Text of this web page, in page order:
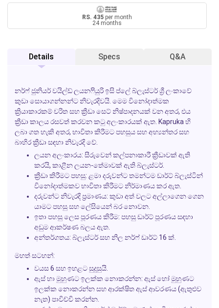
RS. 435 per month
24 months
Details Specs Q&A
නර්ෆ් ජුනියර් වයිල්ඩ් ලයනෆියුරි ඉසි ප්ලේ බ්ලැස්ටර් ශ්‍රී ලංකාවේ
කුඩා සොයාගන්නන්ට නිවැරදිවයි. මෙම විනෝදාත්මක
ක්‍රියාකාරකම් චරිත සහ ක්‍රීඩා සෙට් නිෂ්පාදනයක් වන අතර, එය
ක්‍රීඩා කාලය රසවත් කරවන කටු අලංකාරයක් ඇත. Kaprukaහි
ලබා ගත හැකි අතර, භාවිතා කිරීමට පහසුය සහ අභ්‍යන්තර සහ
බාහිර ක්‍රීඩා සඳහා නිවැරදි වේ.
ලයන අලංකාරය: සීරුවෙන් කල්පනාකාරී ක්‍රීඩාවක් ඇති
කරයි, කාළීන ලයන-තේමාවක් ඇති බ්ලැස්ටර්.
ක්‍රීඩා කිරීමට පහසු: ළමා දරුවන්ට තමන්ටම ඩාර්ට් බ්ලැස්ටින්
විනෝදාත්මකව භාවිතා කිරීමට නිර්මාණය කර ඇත.
දරුවන්ට නිවැරදි ප්‍රමාණය: කුඩා අත් වලට අල්ලාගෙන ගෙන
යාමට පහසු සහ ලේසියෙන් බර නොවන.
ඉතා පහසු ලෙස පූරණය කිරීම: පහසු ඩාර්ට් පූරණය සඳහා
අඩුම ආකර්ෂණ බලය ඇත.
අන්තර්ගතය: බ්ලැස්ටර් සහ නිල නර්ෆ් ඩාර්ට් 16 ක්.
මහත් සටහන්:
වයස 6 සහ ඉහළට සුදුසුයි.
ඇස් හා මුහුණට ඉලක්ක නොකරන්න: ඇස් හෝ මුහුණට
ඉලක්ක නොකරන්න සහ ආරක්ෂිත ඇස් ආවරණය (ඇතුළුව
නැත) පාවිච්චි කරන්න.